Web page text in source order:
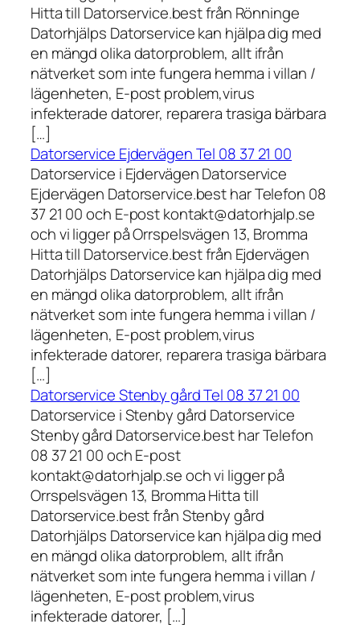
Hitta till Datorservice.best från Rönninge
Datorhjälps Datorservice kan hjälpa dig med
en mängd olika datorproblem, allt ifrån
nätverket som inte fungera hemma i villan /
lägenheten, E-post problem,virus
infekterade datorer, reparera trasiga bärbara
[…]
Datorservice Ejdervägen Tel 08 37 21 00
Datorservice i Ejdervägen Datorservice
Ejdervägen Datorservice.best har Telefon 08
37 21 00 och E-post kontakt@datorhjalp.se
och vi ligger på Orrspelsvägen 13, Bromma
Hitta till Datorservice.best från Ejdervägen
Datorhjälps Datorservice kan hjälpa dig med
en mängd olika datorproblem, allt ifrån
nätverket som inte fungera hemma i villan /
lägenheten, E-post problem,virus
infekterade datorer, reparera trasiga bärbara
[…]
Datorservice Stenby gård Tel 08 37 21 00
Datorservice i Stenby gård Datorservice
Stenby gård Datorservice.best har Telefon
08 37 21 00 och E-post
kontakt@datorhjalp.se och vi ligger på
Orrspelsvägen 13, Bromma Hitta till
Datorservice.best från Stenby gård
Datorhjälps Datorservice kan hjälpa dig med
en mängd olika datorproblem, allt ifrån
nätverket som inte fungera hemma i villan /
lägenheten, E-post problem,virus
infekterade datorer, […]